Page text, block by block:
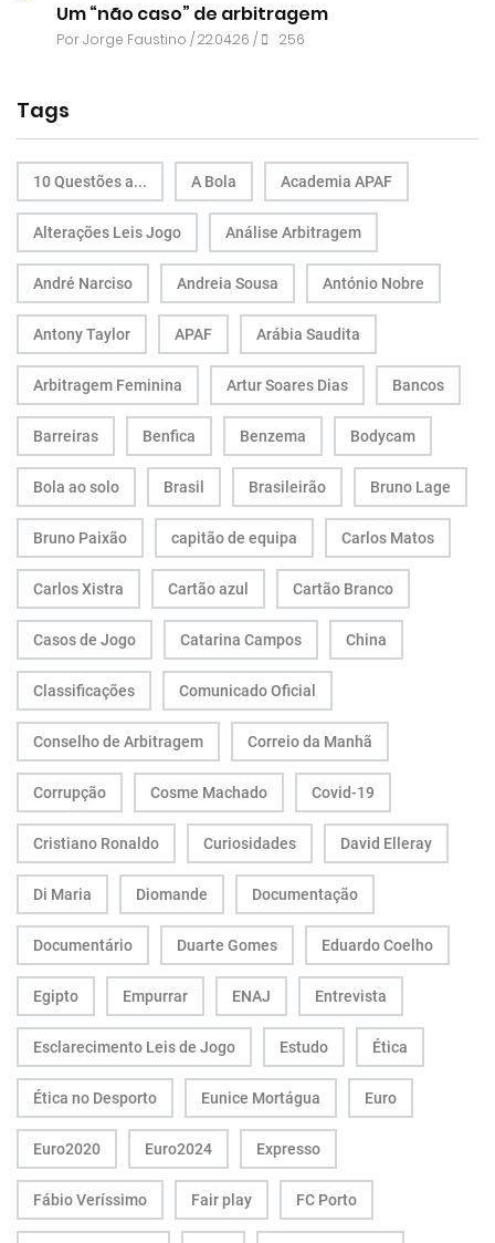
Um “não caso” de arbitragem
PorJorge Faustino / 22.04.26 / 256
Tags
10 Questões a... A Bola Academia APAF
Alterações Leis Jogo Análise Arbitragem
André Narciso Andreia Sousa António Nobre
Antony Taylor APAF Arábia Saudita
Arbitragem Feminina Artur Soares Dias Bancos
Barreiras Benfica Benzema Bodycam
Bola ao solo Brasil Brasileirão Bruno Lage
Bruno Paixão capitão de equipa Carlos Matos
Carlos Xistra Cartão azul Cartão Branco
Casos de Jogo Catarina Campos China
Classificações Comunicado Oficial
Conselho de Arbitragem Correio da Manhã
Corrupção Cosme Machado Covid-19
Cristiano Ronaldo Curiosidades David Elleray
Di Maria Diomande Documentação
Documentário Duarte Gomes Eduardo Coelho
Egipto Empurrar ENAJ Entrevista
Esclarecimento Leis de Jogo Estudo Ética
Ética no Desporto Eunice Mortágua Euro
Euro2020 Euro2024 Expresso
Fábio Veríssimo Fair play FC Porto